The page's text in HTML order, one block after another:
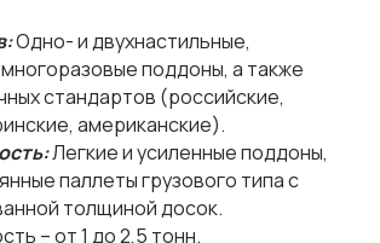
Одно- и двухнастильные,
поддоны, а также
стандартов (российские,
американские).
Легкие и усиленные поддоны,
паллеты грузового типа с
толщиной досок.
– от 1 до 2,5 тонн.